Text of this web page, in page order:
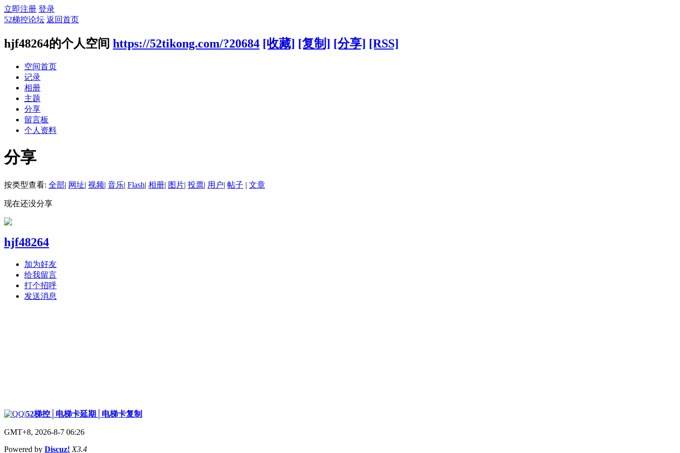
立即注册 登录
52梯控论坛 返回首页
hjf48264的个人空间 https://52tikong.com/?20684 [收藏] [复制] [分享] [RSS]
空间首页
记录
相册
主题
分享
留言板
个人资料
分享
按类型查看: 全部| 网址| 视频| 音乐| Flash| 相册| 图片| 投票| 用户| 帖子 | 文章
现在还没分享
hjf48264
加为好友
给我留言
打个招呼
发送消息
|52梯控│电梯卡延期│电梯卡复制
GMT+8, 2026-8-7 06:26
Powered by Discuz! X3.4